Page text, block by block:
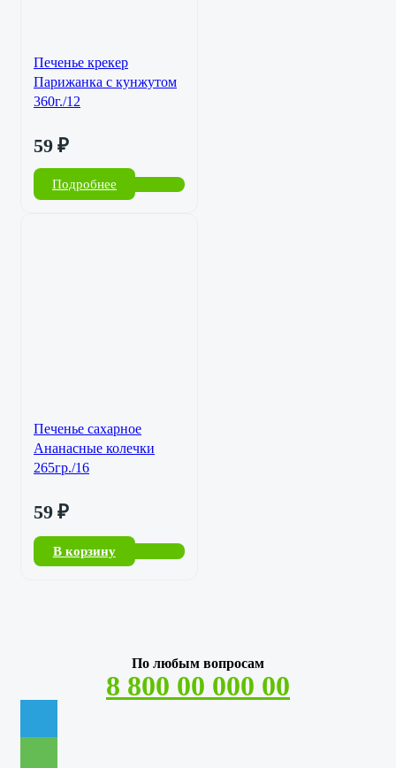
Печенье крекер
Парижанка с кунжутом
360г./12
59 ₽
Подробнее
Печенье сахарное
Ананасные колечки
265гр./16
59 ₽
В корзину
По любым вопросам
8 800 00 000 00